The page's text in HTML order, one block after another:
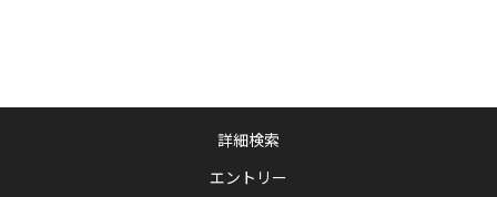
詳細検索
エントリー